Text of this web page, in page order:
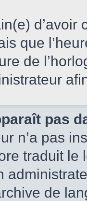
que
de
pas
n’a pas
traduit
de